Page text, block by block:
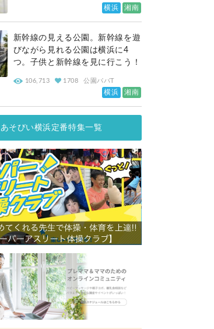
横浜 湘南
新幹線の見える公園。新幹線を遊
びながら見れる公園は横浜に4
つ。子供と新幹線を見に行こう！
106,713 1708 公園パパT
横浜 湘南
あそびい横浜定番特集一覧